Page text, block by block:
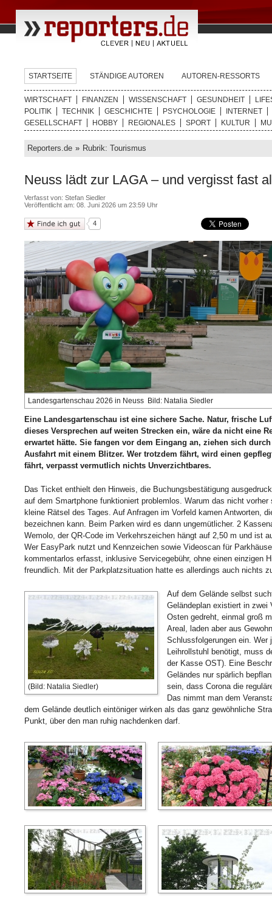
STARTSEITE STÄNDIGE AUTOREN AUTOREN-RESSORTS
WIRTSCHAFT FINANZEN WISSENSCHAFT GESUNDHEIT
POLITIK
TECHNIK GESCHICHTE PSYCHOLOGIE
INTERNET
GESELLSCHAFT
HOBBY REGIONALES SPORT KULTUR
Reporters.de » Rubrik: Tourismus
Neuss lädt zur LAGA – und vergisst fast
Verfasst von: Stefan Siedler
Veröffentlicht am: 08. Juni 2026 um 23:59 Uhr
4
Landesgartenschau 2026 in Neuss Bild: Natalia Siedler
Eine Landesgartenschau ist eine sichere Sache. Natur, frische
dieses Versprechen auf weiten Strecken ein, wäre da nicht eine
erwartet hätte. Sie fangen vor dem Eingang an, ziehen sich
Ausfahrt mit einem Blitzer. Wer trotzdem fährt, wird einen
fährt, verpasst vermutlich nichts Unverzichtbares.
Das Ticket enthielt den Hinweis, die Buchungsbestätigung
auf dem Smartphone funktioniert problemlos. Warum das nicht
kleine Rätsel des Tages. Auf Anfragen im Vorfeld kamen Antworten,
bezeichnen kann. Beim Parken wird es dann ungemütlicher. 2
Wemolo, der QR-Code im Verkehrszeichen hängt auf 2,50 m und ist
Wer EasyPark nutzt und Kennzeichen sowie Videoscan für
kommentarlos erfasst, inklusive Servicegebühr, ohne einen einzigen
freundlich. Mit der Parkplatzsituation hatte es allerdings auch nichts
(Bild: Natalia Siedler)
Auf dem Gelände selbst
Geländeplan existiert in zwei
Osten gedreht, einmal groß
Areal, laden aber aus
Schlussfolgerungen ein. Wer
Leihrollstuhl benötigt, muss
der Kasse OST). Eine
Geländes nur spärlich
sein, dass Corona die
Das nimmt man dem
dem Gelände deutlich eintöniger wirken als das ganz gewöhnliche
Punkt, über den man ruhig nachdenken darf.